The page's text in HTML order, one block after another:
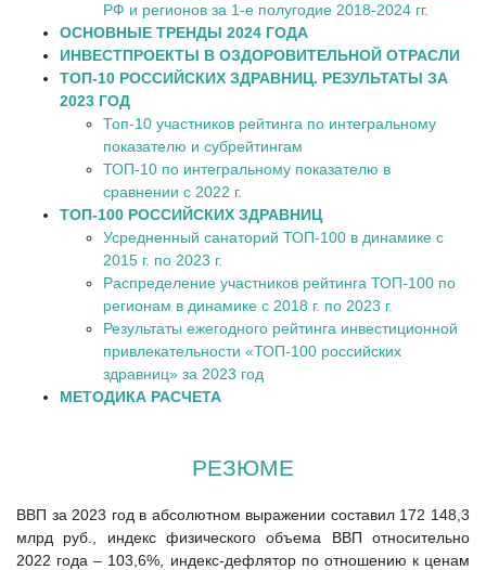
РФ и регионов за 1-е полугодие 2018-2024 гг.
ОСНОВНЫЕ ТРЕНДЫ 2024 ГОДА
ИНВЕСТПРОЕКТЫ В ОЗДОРОВИТЕЛЬНОЙ ОТРАСЛИ
ТОП-10 РОССИЙСКИХ ЗДРАВНИЦ. РЕЗУЛЬТАТЫ ЗА
2023 ГОД
Топ-10 участников рейтинга по интегральному
показателю и субрейтингам
ТОП-10 по интегральному показателю в
сравнении с 2022 г.
ТОП-100 РОССИЙСКИХ ЗДРАВНИЦ
Усредненный санаторий ТОП-100 в динамике с
2015 г. по 2023 г.
Распределение участников рейтинга ТОП-100 по
регионам в динамике с 2018 г. по 2023 г.
Результаты ежегодного рейтинга инвестиционной
привлекательности «ТОП-100 российских
здравниц» за 2023 год
МЕТОДИКА РАСЧЕТА
РЕЗЮМЕ
ВВП за 2023 год в абсолютном выражении составил 172 148,3
млрд руб., индекс физического объема ВВП относительно
2022 года – 103,6%, индекс-дефлятор по отношению к ценам